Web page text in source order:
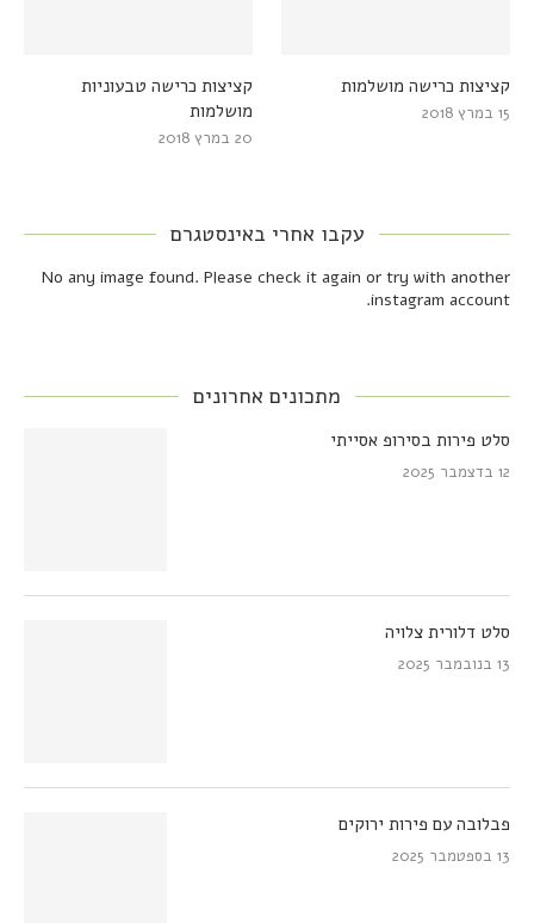
קציצות כרישה טבעוניות
מושלמות
20 במרץ 2018
קציצות כרישה מושלמות
15 במרץ 2018
עקבו אחרי באינסטגרם
No any image found. Please check it again or try with another
instagram account.
מתכונים אחרונים
סלט פירות בסירופ אסייתי
12 בדצמבר 2025
סלט דלורית צלויה
13 בנובמבר 2025
פבלובה עם פירות ירוקים
13 בספטמבר 2025